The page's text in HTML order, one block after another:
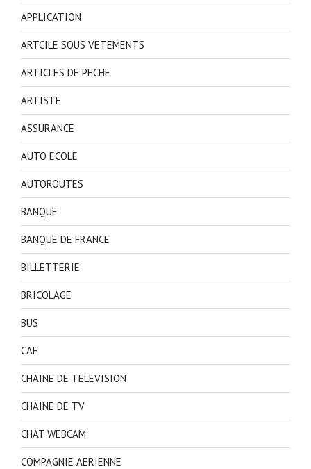
APPLICATION
ARTCILE SOUS VETEMENTS
ARTICLES DE PECHE
ARTISTE
ASSURANCE
AUTO ECOLE
AUTOROUTES
BANQUE
BANQUE DE FRANCE
BILLETTERIE
BRICOLAGE
BUS
CAF
CHAINE DE TELEVISION
CHAINE DE TV
CHAT WEBCAM
COMPAGNIE AERIENNE